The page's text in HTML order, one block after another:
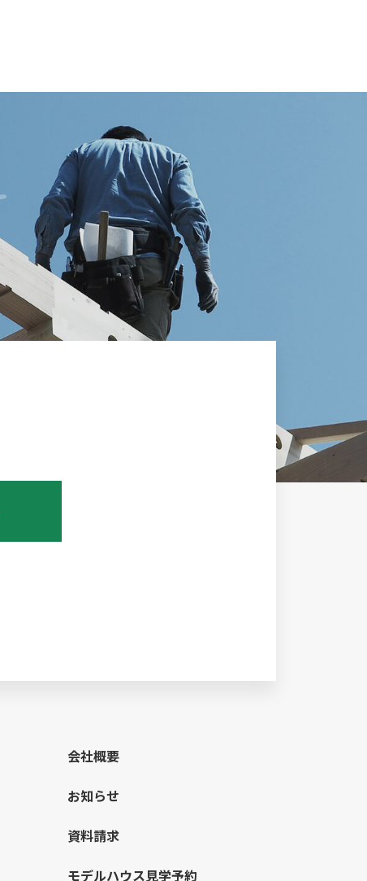
会社概要
お知らせ
資料請求
モデルハウス見学予約